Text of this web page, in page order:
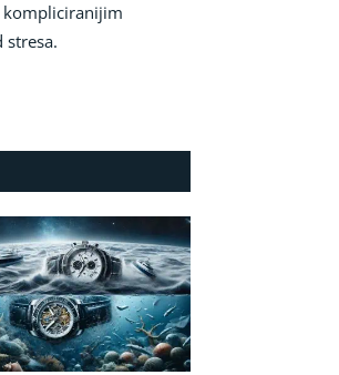
kompliciranijim
stresa.